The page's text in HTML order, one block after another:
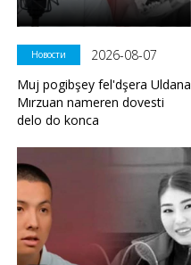
Новости
2026-08-07
Muj pogibşey fel'dşera Uldana
Mırzuan nameren dovesti
delo do konca